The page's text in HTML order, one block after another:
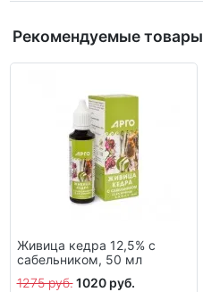
Рекомендуемые товары
Живица кедра 12,5% с
сабельником, 50 мл
1275 руб. 1020 руб.